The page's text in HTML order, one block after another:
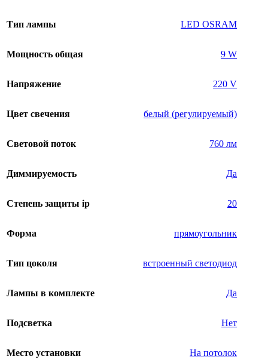
Тип лампы LED OSRAM
Мощность общая 9 W
Напряжение 220 V
Цвет свечения белый (регулируемый)
Световой поток 760 лм
Диммируемость Да
Степень защиты ip 20
Форма прямоугольник
Тип цоколя встроенный светодиод
Лампы в комплекте Да
Подсветка Нет
Место установки На потолок